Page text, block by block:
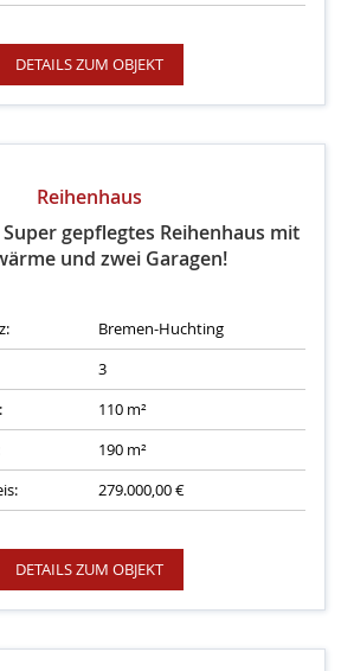
DETAILS ZUM OBJEKT
Reihenhaus
gepflegtes Reihenhaus mit
und zwei Garagen!
Bremen-Huchting
3
110 m²
190 m²
279.000,00 €
DETAILS ZUM OBJEKT